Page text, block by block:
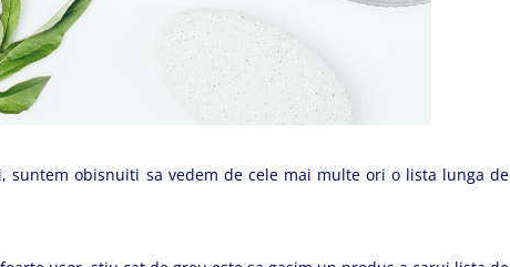
obisnuiti sa vedem de cele mai multe ori o lista lunga de